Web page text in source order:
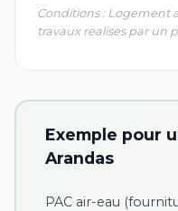
Conditions : Logement
travaux realises par un
Exemple pour
Arandas
PAC air-eau